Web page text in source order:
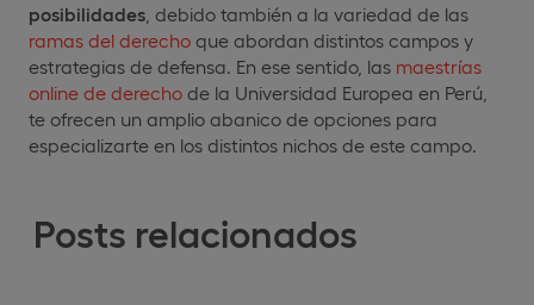
Posts relacionados
posibilidades , debido también a la variedad de las
ramas del derecho que abordan distintos campos y
estrategias de defensa. En ese sentido, las maestrías
online de derecho de la Universidad Europea en Perú,
te ofrecen un amplio abanico de opciones para
especializarte en los distintos nichos de este campo.